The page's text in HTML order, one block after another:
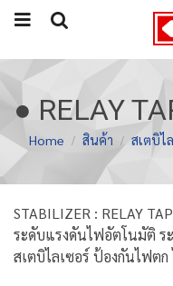
● RELAY
Home สินค้า สเตบิไ
STABILIZER : RELAY
ระดับแรงดันไฟอัตโนมัติ ร
สเตบิไลเซอร์ ป้องกันไฟต